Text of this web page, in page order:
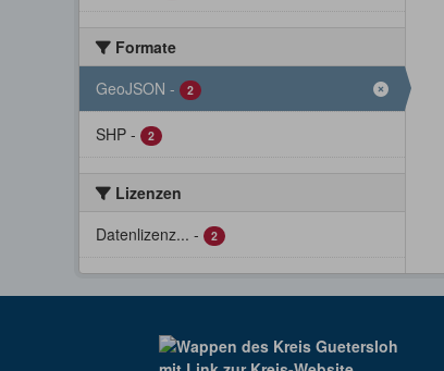
Formate
GeoJSON - 2
SHP - 2
Lizenzen
Datenlizenz... - 2